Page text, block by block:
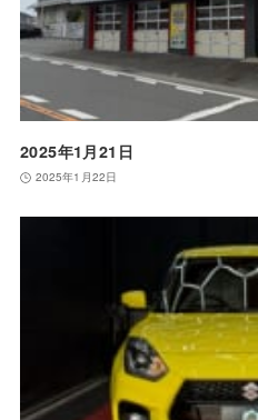
2025年1月21日
2025年1月22日